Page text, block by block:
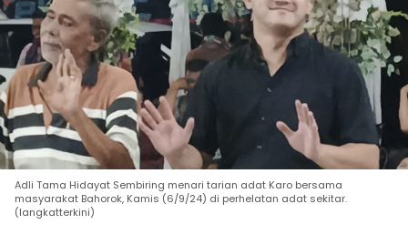
Adli Tama Hidayat Sembiring menari tarian adat Karo bersama
masyarakat Bahorok, Kamis (6/9/24) di perhelatan adat sekitar.
(langkatterkini)